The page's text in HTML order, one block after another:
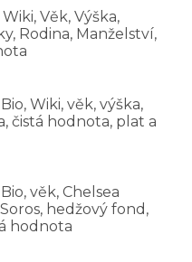
Věk, Výška,
Rodina, Manželství,
Wiki, věk, výška,
čistá hodnota, plat a
věk, Chelsea
hedžový fond,
hodnota